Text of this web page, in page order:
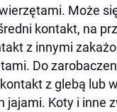
Może
kontakt, na
z innymi
Do
z glebą lub
jajami. Koty i inne